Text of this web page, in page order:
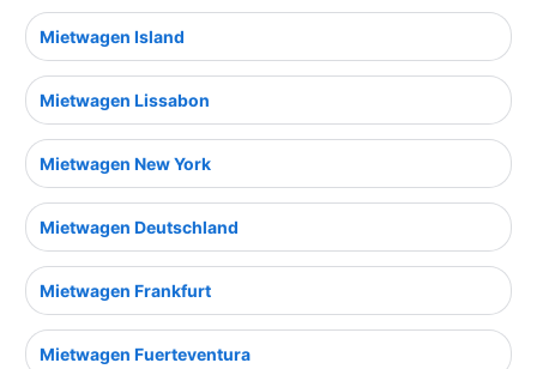
Mietwagen Island
Mietwagen Lissabon
Mietwagen New York
Mietwagen Deutschland
Mietwagen Frankfurt
Mietwagen Fuerteventura